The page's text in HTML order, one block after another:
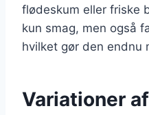
flødeskum eller friske
kun smag, men også
hvilket gør den endnu
Variationer af